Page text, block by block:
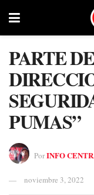
PARTE
PUMAS”
PorINFO
noviembre 3, 2022